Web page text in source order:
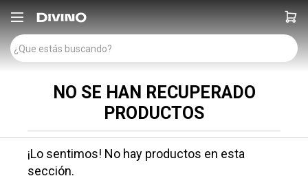

NO SE HAN RECUPERADO
PRODUCTOS
¡Lo sentimos! No hay productos en esta
sección.